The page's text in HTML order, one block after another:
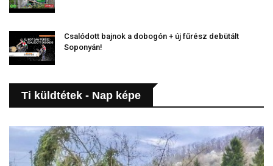
Csalódott bajnok a dobogón + új fűrész debütált
Soponyán!
Ti küldtétek - Nap képe